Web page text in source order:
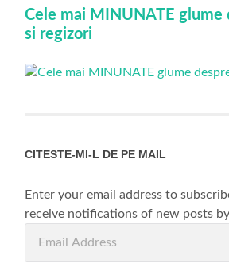
Cele mai MINUNATE glume
si regizori
CITESTE-MI-L DE PE MAIL
Enter your email address to
receive notifications of new posts